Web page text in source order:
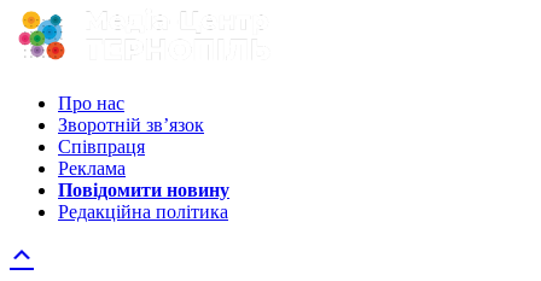
Про нас
Зворотній зв’язок
Співпраця
Реклама
Повідомити новину
Редакційна політика